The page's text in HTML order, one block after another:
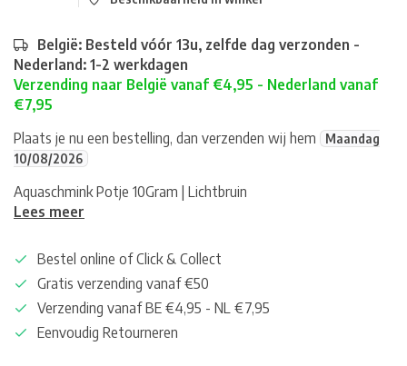
België: Besteld vóór 13u, zelfde dag verzonden -
Nederland: 1-2 werkdagen
Verzending naar België vanaf €4,95 - Nederland vanaf
€7,95
Plaats je nu een bestelling, dan verzenden wij hem
Maandag
10/08/2026
Aquaschmink Potje 10Gram | Lichtbruin
Lees meer
Bestel online of Click & Collect
Gratis verzending vanaf €50
Verzending vanaf BE €4,95 - NL €7,95
Eenvoudig Retourneren